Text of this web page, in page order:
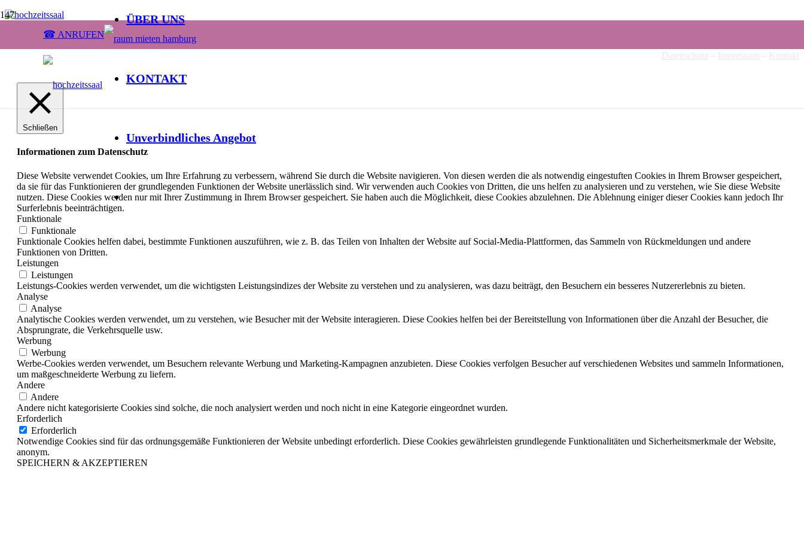
☎ ANRUFEN
ÜBER UNS
KONTAKT
Unverbindliches Angebot
© 2024. hochzeitssaal-hamburg.de – All Rights reserved.
Schließen
Informationen zum Datenschutz
Diese Website verwendet Cookies, um Ihre Erfahrung zu verbessern, während Sie durch die Website navigieren. Von diesen werden die als notwendig eingestuften Cookies in Ihrem Browser gespeichert,
da sie für das Funktionieren der grundlegenden Funktionen der Website unerlässlich sind. Wir verwenden auch Cookies von Dritten, die uns helfen zu analysieren und zu verstehen, wie Sie diese Website
nutzen. Diese Cookies werden nur mit Ihrer Zustimmung in Ihrem Browser gespeichert. Sie haben auch die Möglichkeit, diese Cookies abzulehnen. Die Ablehnung einiger dieser Cookies kann jedoch Ihr
Surferlebnis beeinträchtigen.
Funktionale
Funktionale
Funktionale Cookies helfen dabei, bestimmte Funktionen auszuführen, wie z. B. das Teilen von Inhalten der Website auf Social-Media-Plattformen, das Sammeln von Rückmeldungen und andere
Funktionen von Dritten.
Leistungen
Leistungen
Leistungs-Cookies werden verwendet, um die wichtigsten Leistungsindizes der Website zu verstehen und zu analysieren, was dazu beiträgt, den Besuchern ein besseres Nutzererlebnis zu bieten.
Analyse
Analyse
Analytische Cookies werden verwendet, um zu verstehen, wie Besucher mit der Website interagieren. Diese Cookies helfen bei der Bereitstellung von Informationen über die Anzahl der Besucher, die
Absprungrate, die Verkehrsquelle usw.
Werbung
Werbung
Werbe-Cookies werden verwendet, um Besuchern relevante Werbung und Marketing-Kampagnen anzubieten. Diese Cookies verfolgen Besucher auf verschiedenen Websites und sammeln Informationen,
um maßgeschneiderte Werbung zu liefern.
Andere
Andere
Andere nicht kategorisierte Cookies sind solche, die noch analysiert werden und noch nicht in eine Kategorie eingeordnet wurden.
Erforderlich
Erforderlich
Notwendige Cookies sind für das ordnungsgemäße Funktionieren der Website unbedingt erforderlich. Diese Cookies gewährleisten grundlegende Funktionalitäten und Sicherheitsmerkmale der Website,
anonym.
SPEICHERN & AKZEPTIEREN